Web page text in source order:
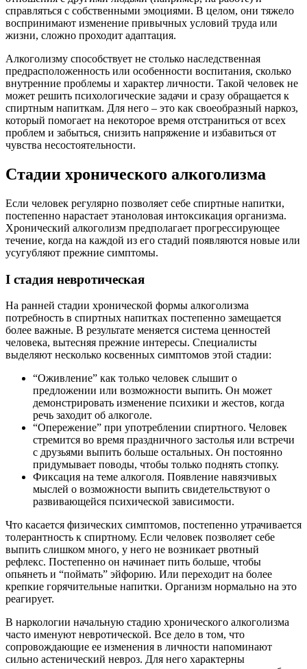
справляться с собственными эмоциями. В целом, они тяжело
воспринимают изменение привычных условий труда или
жизни, сложно проходит адаптация.
Алкоголизму способствует не столько наследственная
предрасположенность или особенности воспитания, сколько
внутренние проблемы и характер личности. Такой человек не
может решить психологические задачи и сразу обращается к
спиртным напиткам. Для него – это как своеобразный наркоз,
который помогает на некоторое время отстраниться от всех
проблем и забыться, снизить напряжение и избавиться от
чувства несостоятельности.
Стадии хронического алкоголизма
Если человек регулярно позволяет себе спиртные напитки,
постепенно нарастает этаноловая интоксикация организма.
Хронический алкоголизм предполагает прогрессирующее
течение, когда на каждой из его стадий появляются новые или
усугубляют прежние симптомы.
I стадия невротическая
На ранней стадии хронической формы алкоголизма
потребность в спиртных напитках постепенно замещается
более важные. В результате меняется система ценностей
человека, вытесняя прежние интересы. Специалисты
выделяют несколько косвенных симптомов этой стадии:
“Оживление” как только человек слышит о
предложении или возможности выпить. Он может
демонстрировать изменение психики и жестов, когда
речь заходит об алкоголе.
“Опережение” при употреблении спиртного. Человек
стремится во время праздничного застолья или встречи
с друзьями выпить больше остальных. Он постоянно
придумывает поводы, чтобы только поднять стопку.
Фиксация на теме алкоголя. Появление навязчивых
мыслей о возможности выпить свидетельствуют о
развивающейся психической зависимости.
Что касается физических симптомов, постепенно утрачивается
толерантность к спиртному. Если человек позволяет себе
выпить слишком много, у него не возникает рвотный
рефлекс. Постепенно он начинает пить больше, чтобы
опьянеть и “поймать” эйфорию. Или переходит на более
крепкие горячительные напитки. Организм нормально на это
реагирует.
В наркологии начальную стадию хронического алкоголизма
часто именуют невротической. Все дело в том, что
сопровождающие ее изменения в личности напоминают
сильно астенический невроз. Для него характерны